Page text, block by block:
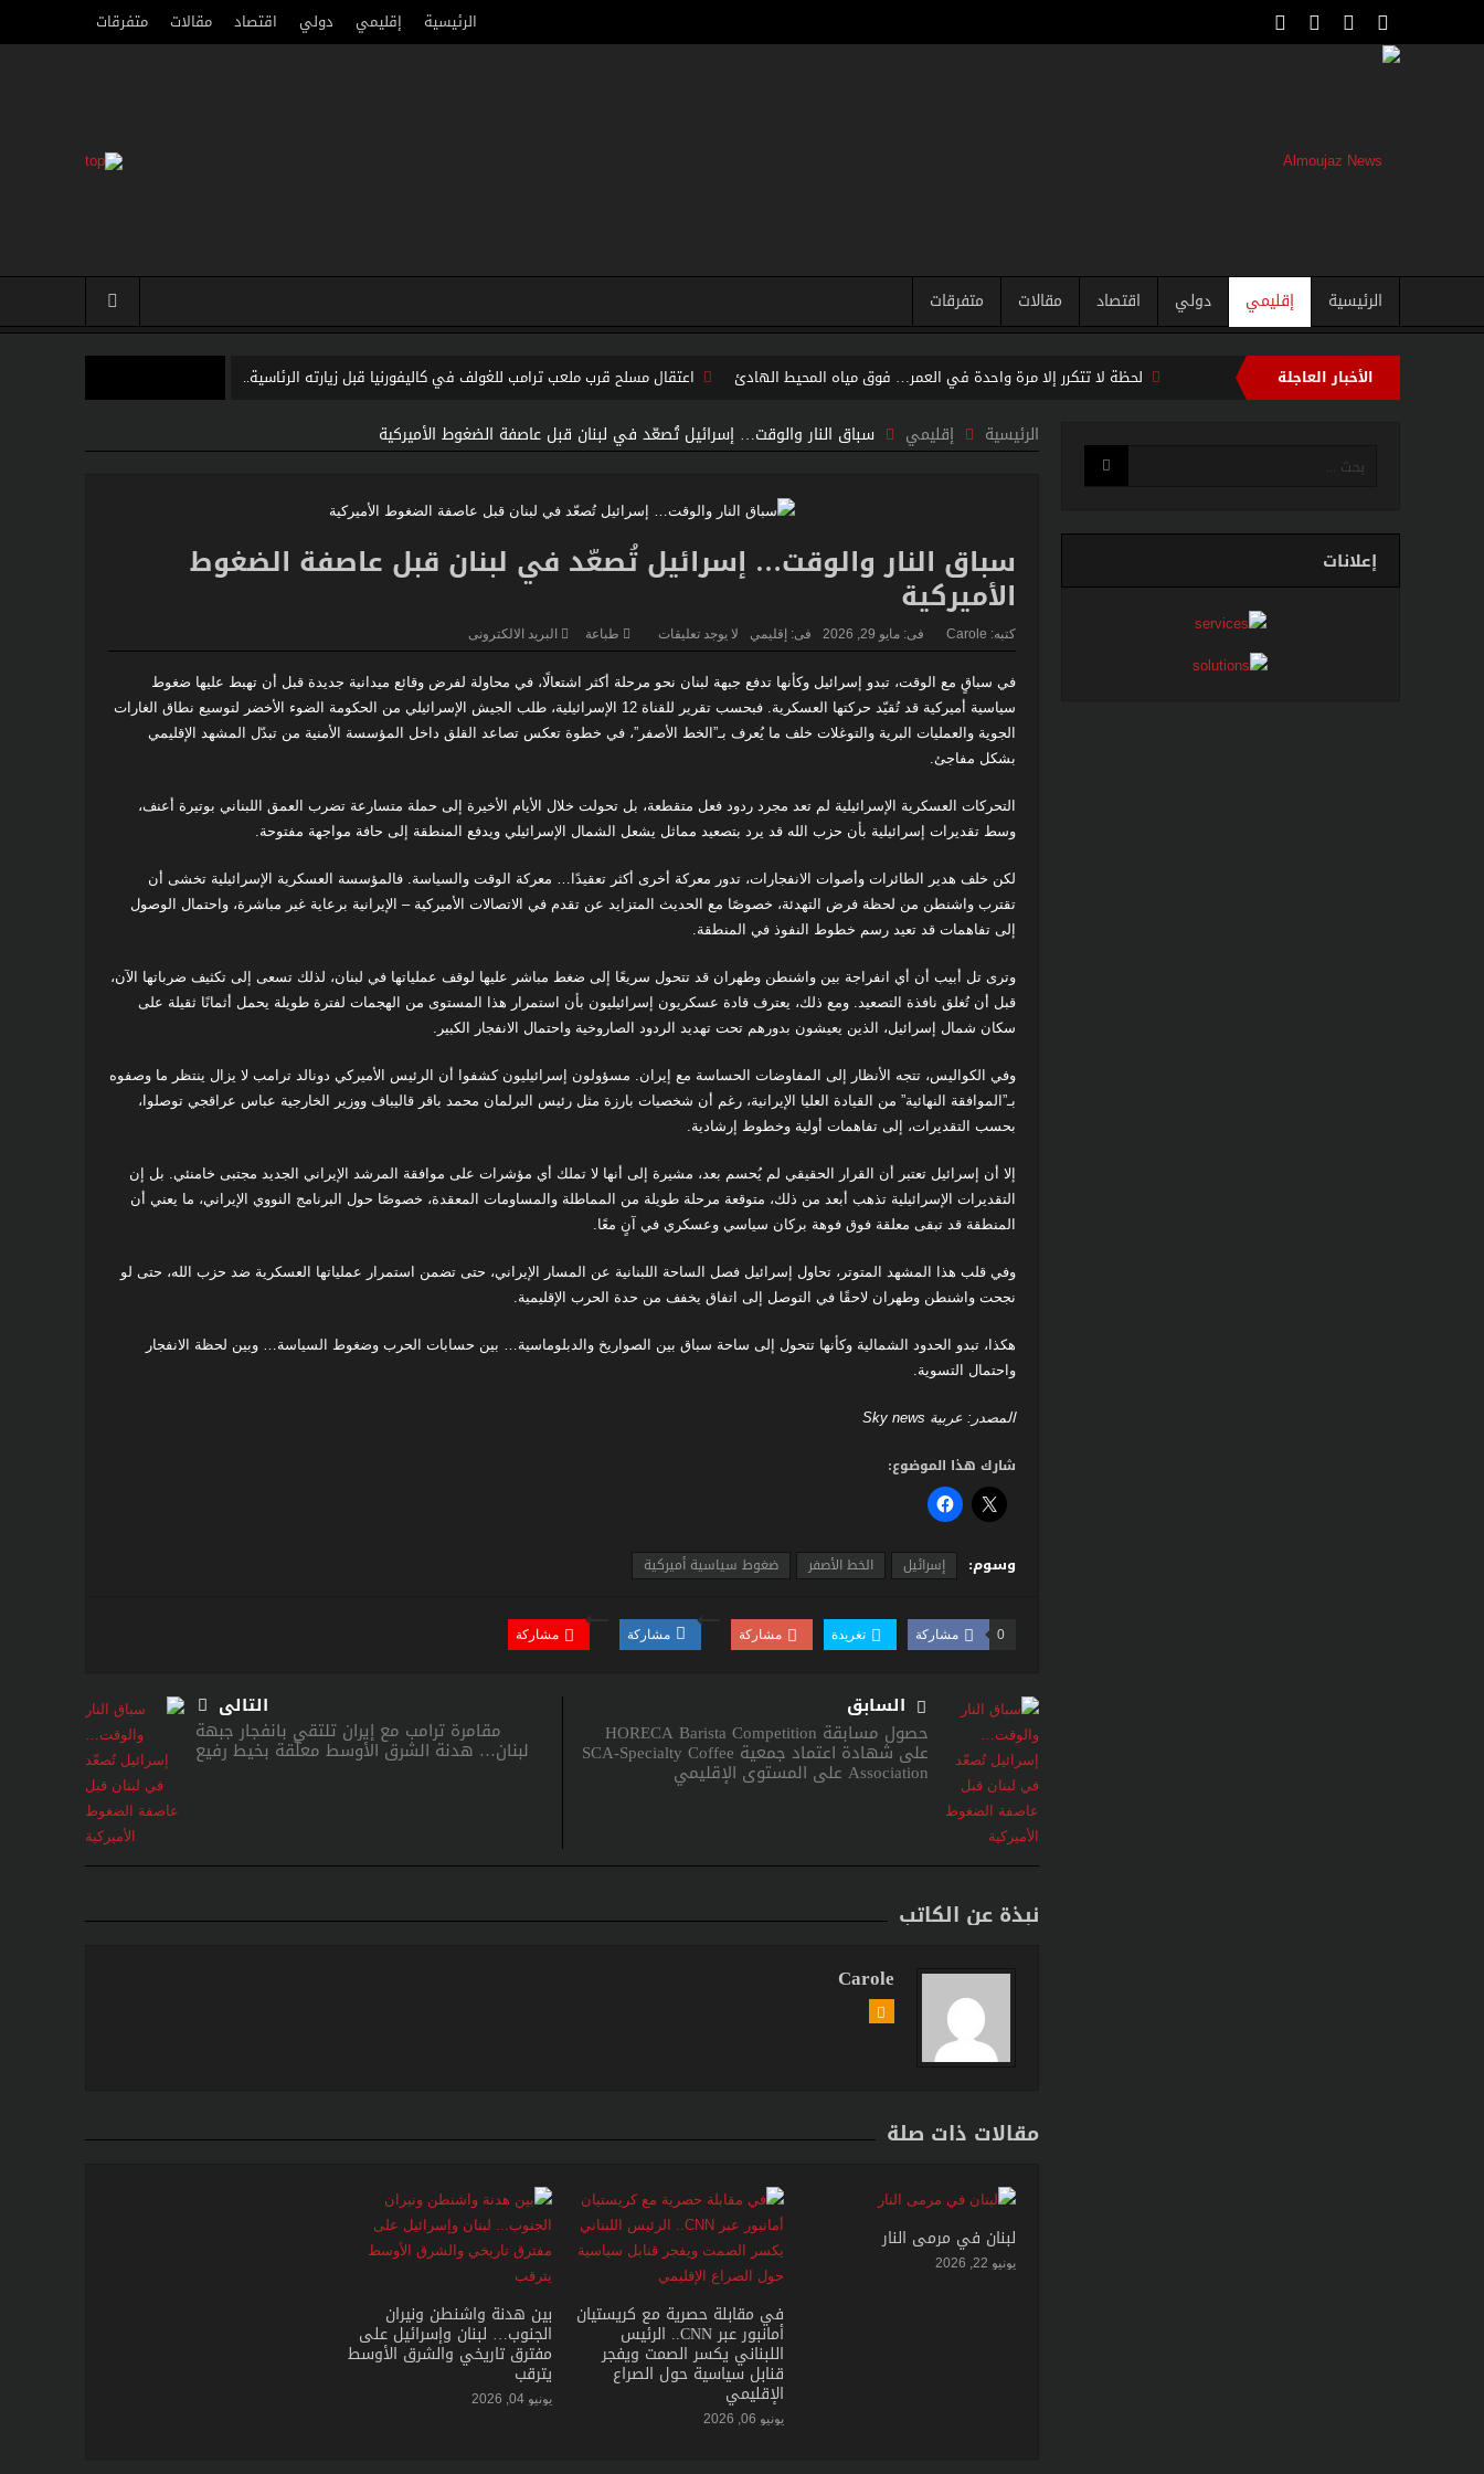
الرئيسية إقليمي دولي اقتصاد مقالات متفرقات
الرئيسية إقليمي دولي اقتصاد مقالات متفرقات
الأخبار العاجلة اعتقال مسلح قرب ملعب ترامب للغولف في كاليفورنيا قبل زيارته الرئاسية..
لحظة لا تتكرر إلا مرة واحدة في العمر… فوق مياه المحيط الهادئ
“فيفا” يتراجع تحت ضغط العالم… وإنفانتينو يواجه إحدى أكبر هزائمه السياسية
اليابان تكسر أحد أكبر محرمات ما بعد الحرب العالمية الثانية… ثورة استخباراتية تعيد رسم موازين القوة في آسيا
زلزال بقوة ٧٫١ درجات يهزّ اليابان.. إنذار تسونامي وانهيارات وإجلاء مئات الآلاف في كيوشو
لاندو نوريس ينهي انتظاراً دام ٨ أشهر… ويُعيد مكلارين إلى منصة الانتصار في سباق المجر
حرب مالي الشمالية تدخل مرحلة خطيرة جديدة…
هل ساعدت روسيا إيران في استهداف مواقع الـCIA في الخليج؟
الرئيسية إقليمي سباق النار والوقت… إسرائيل تُصعّد في لبنان قبل عاصفة الضغوط الأميركية
سباق النار والوقت… إسرائيل تُصعّد في لبنان قبل عاصفة الضغوط
الأميركية
كتبه: Carole فى:مايو 29, 2026 فى: إقليمي لا يوجد تعليقات طباعة البريد الالكترونى
في سباقٍ مع الوقت، تبدو إسرائيل وكأنها تدفع جبهة لبنان نحو مرحلة أكثر اشتعالًا، في محاولة لفرض وقائع ميدانية جديدة قبل أن تهبط عليها ضغوط
سياسية أميركية قد تُقيّد حركتها العسكرية. فبحسب تقرير للقناة 12 الإسرائيلية، طلب الجيش الإسرائيلي من الحكومة الضوء الأخضر لتوسيع نطاق الغارات
الجوية والعمليات البرية والتوغلات خلف ما يُعرف بـ”الخط الأصفر”، في خطوة تعكس تصاعد القلق داخل المؤسسة الأمنية من تبدّل المشهد الإقليمي
بشكل مفاجئ.
التحركات العسكرية الإسرائيلية لم تعد مجرد ردود فعل متقطعة، بل تحولت خلال الأيام الأخيرة إلى حملة متسارعة تضرب العمق اللبناني بوتيرة أعنف،
وسط تقديرات إسرائيلية بأن حزب الله قد يرد بتصعيد مماثل يشعل الشمال الإسرائيلي ويدفع المنطقة إلى حافة مواجهة مفتوحة.
لكن خلف هدير الطائرات وأصوات الانفجارات، تدور معركة أخرى أكثر تعقيدًا… معركة الوقت والسياسة. فالمؤسسة العسكرية الإسرائيلية تخشى أن
تقترب واشنطن من لحظة فرض التهدئة، خصوصًا مع الحديث المتزايد عن تقدم في الاتصالات الأميركية – الإيرانية برعاية غير مباشرة، واحتمال الوصول
إلى تفاهمات قد تعيد رسم خطوط النفوذ في المنطقة.
وترى تل أبيب أن أي انفراجة بين واشنطن وطهران قد تتحول سريعًا إلى ضغط مباشر عليها لوقف عملياتها في لبنان، لذلك تسعى إلى تكثيف ضرباتها الآن،
قبل أن تُغلق نافذة التصعيد. ومع ذلك، يعترف قادة عسكريون إسرائيليون بأن استمرار هذا المستوى من الهجمات لفترة طويلة يحمل أثمانًا ثقيلة على
سكان شمال إسرائيل، الذين يعيشون بدورهم تحت تهديد الردود الصاروخية واحتمال الانفجار الكبير.
وفي الكواليس، تتجه الأنظار إلى المفاوضات الحساسة مع إيران. مسؤولون إسرائيليون كشفوا أن الرئيس الأميركي دونالد ترامب لا يزال ينتظر ما وصفوه
بـ”الموافقة النهائية” من القيادة العليا الإيرانية، رغم أن شخصيات بارزة مثل رئيس البرلمان محمد باقر قاليباف ووزير الخارجية عباس عراقجي توصلوا،
بحسب التقديرات، إلى تفاهمات أولية وخطوط إرشادية.
إلا أن إسرائيل تعتبر أن القرار الحقيقي لم يُحسم بعد، مشيرة إلى أنها لا تملك أي مؤشرات على موافقة المرشد الإيراني الجديد مجتبى خامنئي. بل إن
التقديرات الإسرائيلية تذهب أبعد من ذلك، متوقعة مرحلة طويلة من المماطلة والمساومات المعقدة، خصوصًا حول البرنامج النووي الإيراني، ما يعني أن
المنطقة قد تبقى معلقة فوق فوهة بركان سياسي وعسكري في آنٍ معًا.
وفي قلب هذا المشهد المتوتر، تحاول إسرائيل فصل الساحة اللبنانية عن المسار الإيراني، حتى تضمن استمرار عملياتها العسكرية ضد حزب الله، حتى لو
نجحت واشنطن وطهران لاحقًا في التوصل إلى اتفاق يخفف من حدة الحرب الإقليمية.
هكذا، تبدو الحدود الشمالية وكأنها تتحول إلى ساحة سباق بين الصواريخ والدبلوماسية… بين حسابات الحرب وضغوط السياسة… وبين لحظة الانفجار
واحتمال التسوية.
المصدر: عربية Sky news
شارك هذا الموضوع:
وسوم: إسرائيل الخط الأصفر ضغوط سياسية أميركية
مشاركة 0 تغريدة مشاركة مشاركة مشاركة
السابق
حصول مسابقة HORECA Barista Competition
على شهادة اعتماد جمعية SCA-Specialty Coffee
Association على المستوى الإقليمي
التالى
مقامرة ترامب مع إيران تلتقي بانفجار جبهة
لبنان… هدنة الشرق الأوسط معلّقة بخيط رفيع
نبذة عن الكاتب
Carole
مقالات ذات صلة
لبنان في مرمى النار
يونيو 22, 2026
في مقابلة حصرية مع كريستيان
أمانبور عبر CNN.. الرئيس
اللبناني يكسر الصمت ويفجر
قنابل سياسية حول الصراع
الإقليمي
يونيو 06, 2026
بين هدنة واشنطن ونيران
الجنوب… لبنان وإسرائيل على
مفترق تاريخي والشرق الأوسط
يترقب
يونيو 04, 2026
إعلانات